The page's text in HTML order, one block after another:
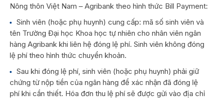
Nông thôn Việt Nam – Agribank theo hình thức Bill Payment:
Sinh viên (hoặc phụ huynh) cung cấp: mã số sinh viên và
tên Trường Đại học Khoa học tự nhiên cho nhân viên ngân
hàng Agribank khi liên hệ đóng lệ phí. Sinh viên không đóng
lệ phí theo hình thức chuyển khoản.
Sau khi đóng lệ phí, sinh viên (hoặc phụ huynh) phải giữ
chứng từ nộp tiền của ngân hàng để xác nhận đã đóng lệ
phí khi cần thiết. Hóa đơn thu lệ phí sẽ được gửi vào địa chỉ